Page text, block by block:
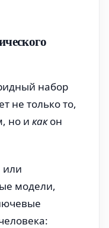
набор
не только то,
но и какон
или
модели,